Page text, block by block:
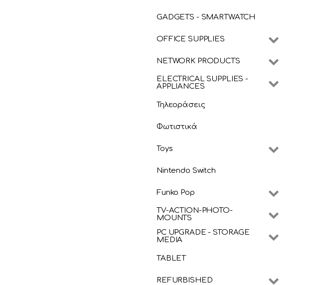
GADGETS - SMARTWATCH
OFFICE SUPPLIES
NETWORK PRODUCTS
ELECTRICAL SUPPLIES -
APPLIANCES
Τηλεοράσεις
Φωτιστικά
Toys
Nintendo Switch
Funko Pop
TV-ACTION-PHOTO-
MOUNTS
PC UPGRADE - STORAGE
MEDIA
TABLET
REFURBISHED